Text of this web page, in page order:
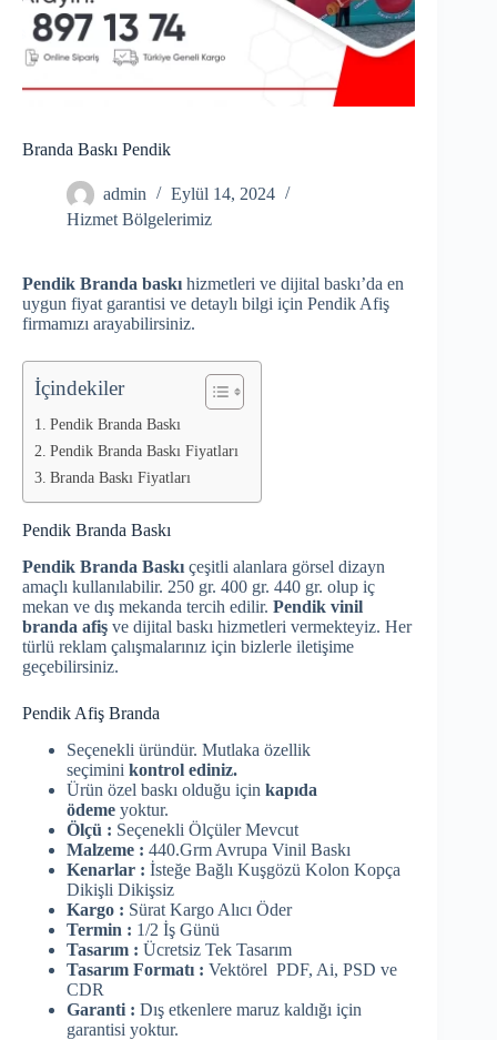
Branda Baskı Pendik
admin
Eylül 14, 2024
Hizmet Bölgelerimiz
Pendik Branda baskı hizmetleri ve dijital baskı’da en
uygun fiyat garantisi ve detaylı bilgi için Pendik Afiş
firmamızı arayabilirsiniz.
İçindekiler
Pendik Branda Baskı
Pendik Branda Baskı Fiyatları
Branda Baskı Fiyatları
Pendik Branda Baskı
Pendik Branda Baskı çeşitli alanlara görsel dizayn
amaçlı kullanılabilir. 250 gr. 400 gr. 440 gr. olup iç
mekan ve dış mekanda tercih edilir. Pendik vinil
branda afiş ve dijital baskı hizmetleri vermekteyiz. Her
türlü reklam çalışmalarınız için bizlerle iletişime
geçebilirsiniz.
Pendik Afiş Branda
Seçenekli üründür. Mutlaka özellik
seçimini kontrol ediniz.
Ürün özel baskı olduğu için kapıda
ödeme yoktur.
Ölçü : Seçenekli Ölçüler Mevcut
Malzeme : 440.Grm Avrupa Vinil Baskı
Kenarlar : İsteğe Bağlı Kuşgözü Kolon Kopça
Dikişli Dikişsiz
Kargo : Sürat Kargo Alıcı Öder
Termin : 1/2 İş Günü
Tasarım : Ücretsiz Tek Tasarım
Tasarım Formatı : Vektörel PDF, Ai, PSD ve
CDR
Garanti : Dış etkenlere maruz kaldığı için
garantisi yoktur.